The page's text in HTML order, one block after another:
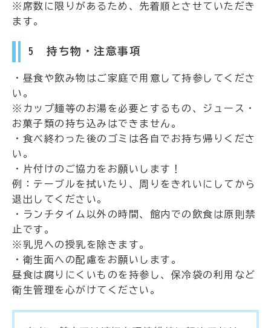
※席数に限りがあるため、先着順とさせていただき
ます。
5 持ち物・注意事項
・昼食や飲み物はご家庭で用意して持参してくださ
い。
※カップ麺等のお湯を必要とするもの、ジュース・
お菓子類の持ち込みはできません。
・食べ終わった後のゴミは各自でお持ち帰りくださ
い。
・片付けのご協力をお願いします！
例：テーブルを拭いたり、周りをきれいにしてから
退出してください。
・ランチタイム以外の時間、館内での飲食は原則禁
止です。
※乳児への授乳を除きます。
・衛生面への配慮をお願いします。
昼食は腐りにくいものを持参し、保冷袋の利用など
衛生管理を心がけてください。